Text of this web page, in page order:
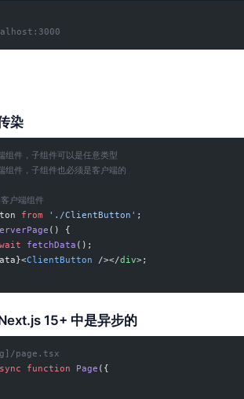
染
件，子组件可以是任意类型
件，子组件也必须是客户端的
户端组件
from './ClientButton' ;
() {
fetchData ();
ClientButton /></div>;
15+ 中是异步的
page.tsx
function Page ({